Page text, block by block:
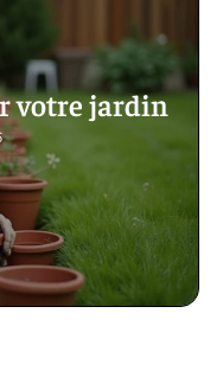
votre jardin